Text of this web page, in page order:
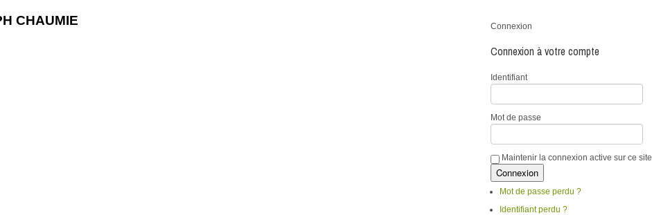
CHAUMIE Connexion
Connexion à votre compte
Identifiant
Mot de passe
Maintenir la connexion active sur ce site
Mot de passe perdu ?
Identifiant perdu ?